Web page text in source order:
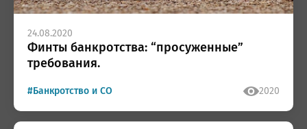
24.08.2020
Финты банкротства: “просуженные”
требования.
#Банкротство и СО 2020